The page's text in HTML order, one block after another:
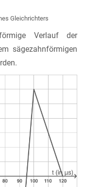
Gleichrichters
Verlauf der
sägezahnförmigen